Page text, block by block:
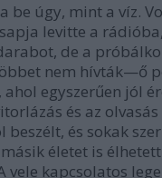
be úgy, mint a víz.
levitte a
de a
nem hívták—ő
ahol egyszerűen jól
és az
beszélt, és sokak
életet is
vele kapcsolatos